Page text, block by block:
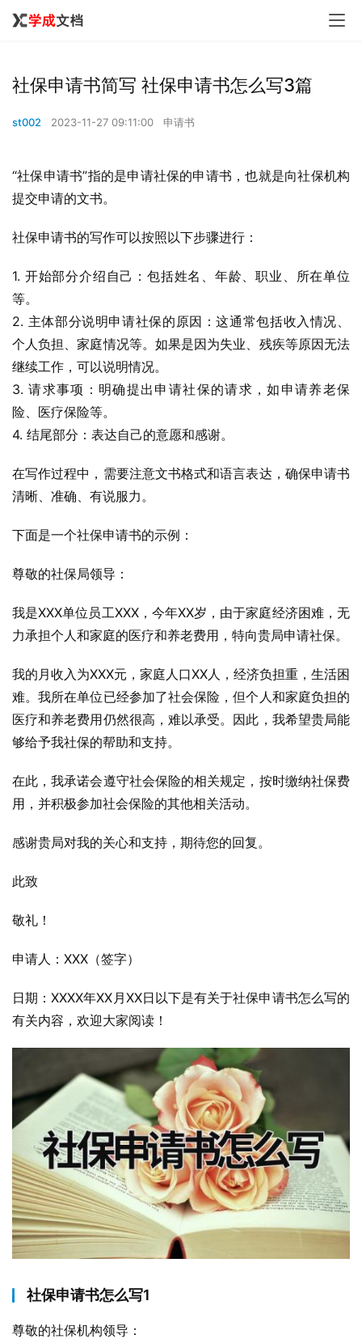
社保申请书简写 社保申请书怎么写3篇
st002 2023-11-27 09:11:00 申请书
“社保申请书”指的是申请社保的申请书，也就是向社保机构
提交申请的文书。
社保申请书的写作可以按照以下步骤进行：
1. 开始部分介绍自己：包括姓名、年龄、职业、所在单位
等。
2. 主体部分说明申请社保的原因：这通常包括收入情况、
个人负担、家庭情况等。如果是因为失业、残疾等原因无法
继续工作，可以说明情况。
3. 请求事项：明确提出申请社保的请求，如申请养老保
险、医疗保险等。
4. 结尾部分：表达自己的意愿和感谢。
在写作过程中，需要注意文书格式和语言表达，确保申请书
清晰、准确、有说服力。
下面是一个社保申请书的示例：
尊敬的社保局领导：
我是XXX单位员工XXX，今年XX岁，由于家庭经济困难，无
力承担个人和家庭的医疗和养老费用，特向贵局申请社保。
我的月收入为XXX元，家庭人口XX人，经济负担重，生活困
难。我所在单位已经参加了社会保险，但个人和家庭负担的
医疗和养老费用仍然很高，难以承受。因此，我希望贵局能
够给予我社保的帮助和支持。
在此，我承诺会遵守社会保险的相关规定，按时缴纳社保费
用，并积极参加社会保险的其他相关活动。
感谢贵局对我的关心和支持，期待您的回复。
此致
敬礼！
申请人：XXX（签字）
日期：XXXX年XX月XX日以下是有关于社保申请书怎么写的
有关内容，欢迎大家阅读！
社保申请书怎么写1
尊敬的社保机构领导：